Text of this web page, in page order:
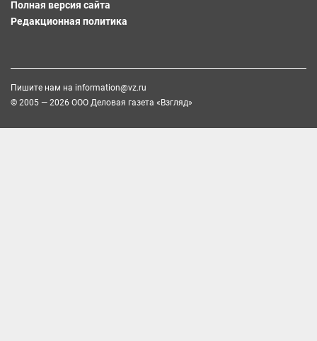
Полная версия сайта
Редакционная политика
Пишите нам на information@vz.ru
© 2005 — 2026 ООО Деловая газета «Взгляд»